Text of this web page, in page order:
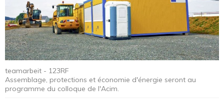
teamarbeit - 123RF
Assemblage, protections et économie d'énergie seront au
programme du colloque de l'Acim.